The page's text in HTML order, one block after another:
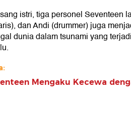
istri, tiga personel Seventeen
dan Andi (drummer) juga
dunia dalam tsunami yang
Mengaku Kecewa